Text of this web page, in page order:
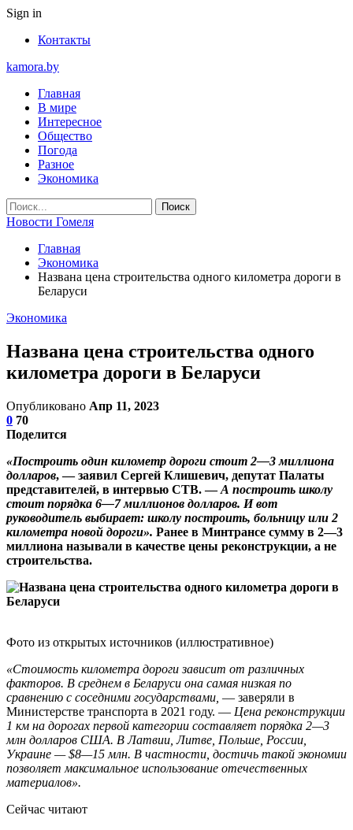
Sign in
Контакты
kamora.by
Главная
В мире
Интересное
Общество
Погода
Разное
Экономика
Новости Гомеля
Главная
Экономика
Названа цена строительства одного километра дороги в
Беларуси
Экономика
Названа цена строительства одного
километра дороги в Беларуси
Опубликовано Апр 11, 2023
0 70
Поделится
«Построить один километр дороги стоит 2—3 миллиона
долларов, — заявил Сергей Клишевич, депутат Палаты
представителей, в интервью СТВ. —А построить школу
стоит порядка 6—7 миллионов долларов. И вот
руководитель выбирает: школу построить, больницу или 2
километра новой дороги». Ранее в Минтрансе сумму в 2—3
миллиона называли в качестве цены реконструкции, а не
строительства.
Фото из открытых источников (иллюстративное)
«Стоимость километра дороги зависит от различных
факторов. В среднем в Беларуси она самая низкая по
сравнению с соседними государствами, — заверяли в
Министерстве транспорта в 2021 году. — Цена реконструкции
1 км на дорогах первой категории составляет порядка 2—3
млн долларов США. В Латвии, Литве, Польше, России,
Украине — $8—15 млн. В частности, достичь такой экономии
позволяет максимальное использование отечественных
материалов».
Сейчас читают